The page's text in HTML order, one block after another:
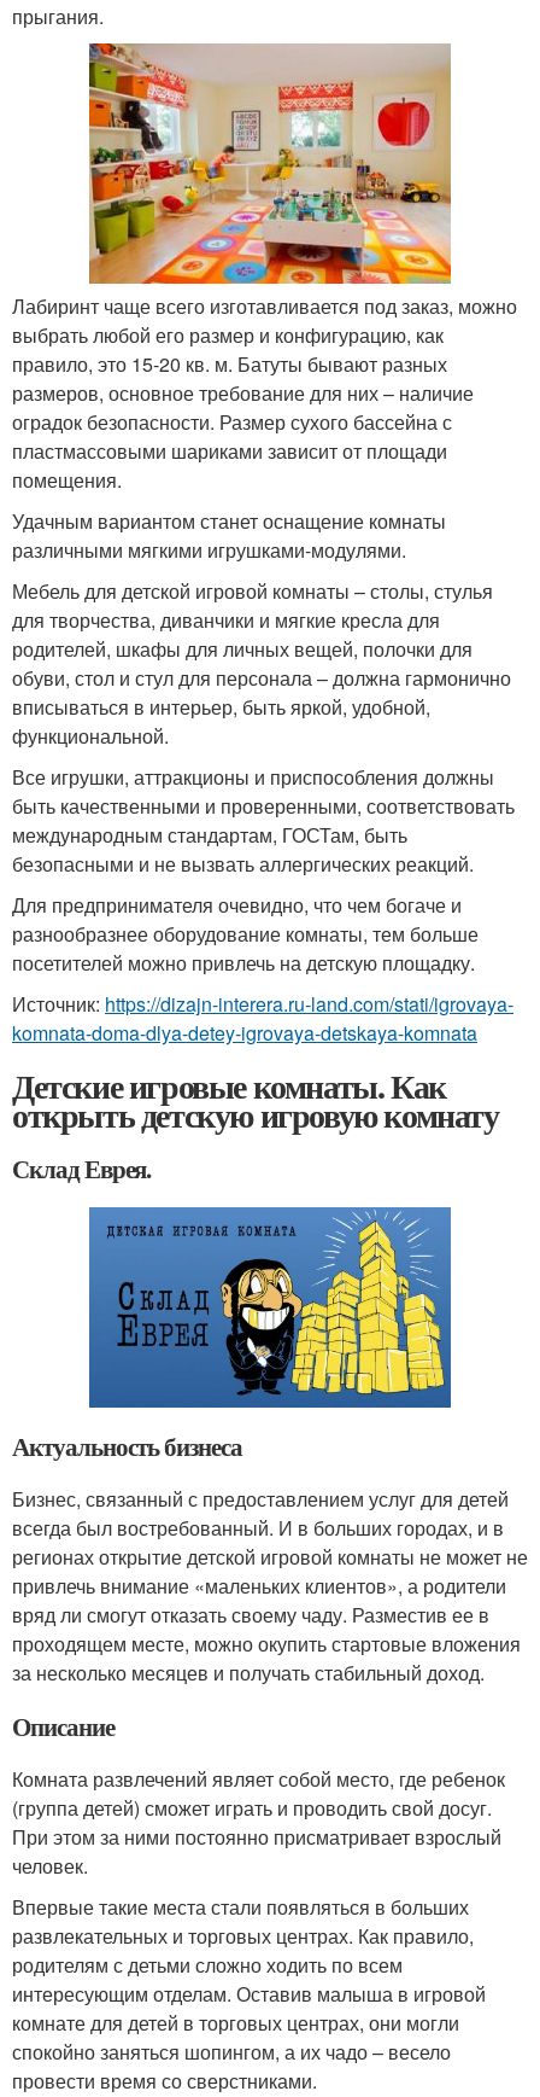
прыгания.
Лабиринт чаще всего изготавливается под заказ, можно
выбрать любой его размер и конфигурацию, как
правило, это 15-20 кв. м. Батуты бывают разных
размеров, основное требование для них – наличие
оградок безопасности. Размер сухого бассейна с
пластмассовыми шариками зависит от площади
помещения.
Удачным вариантом станет оснащение комнаты
различными мягкими игрушками-модулями.
Мебель для детской игровой комнаты – столы, стулья
для творчества, диванчики и мягкие кресла для
родителей, шкафы для личных вещей, полочки для
обуви, стол и стул для персонала – должна гармонично
вписываться в интерьер, быть яркой, удобной,
функциональной.
Все игрушки, аттракционы и приспособления должны
быть качественными и проверенными, соответствовать
международным стандартам, ГОСТам, быть
безопасными и не вызвать аллергических реакций.
Для предпринимателя очевидно, что чем богаче и
разнообразнее оборудование комнаты, тем больше
посетителей можно привлечь на детскую площадку.
Источник: https://dizajn-interera.ru-land.com/stati/igrovaya-
komnata-doma-dlya-detey-igrovaya-detskaya-komnata
Детские игровые комнаты. Как
открыть детскую игровую комнату
Склад Еврея.
Актуальность бизнеса
Бизнес, связанный с предоставлением услуг для детей
всегда был востребованный. И в больших городах, и в
регионах открытие детской игровой комнаты не может не
привлечь внимание «маленьких клиентов», а родители
вряд ли смогут отказать своему чаду. Разместив ее в
проходящем месте, можно окупить стартовые вложения
за несколько месяцев и получать стабильный доход.
Описание
Комната развлечений являет собой место, где ребенок
(группа детей) сможет играть и проводить свой досуг.
При этом за ними постоянно присматривает взрослый
человек.
Впервые такие места стали появляться в больших
развлекательных и торговых центрах. Как правило,
родителям с детьми сложно ходить по всем
интересующим отделам. Оставив малыша в игровой
комнате для детей в торговых центрах, они могли
спокойно заняться шопингом, а их чадо – весело
провести время со сверстниками.